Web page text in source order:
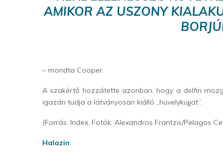
AMIKOR AZ USZONY
– mondta Cooper.
A szakértő hozzátette azonban, hogy a delfin
igazán tudja a látványosan kiálló „hüvelykujjat”.
(Forrás: Index. Fotók: Alexandros Frantzis/Pelagos
Halazin